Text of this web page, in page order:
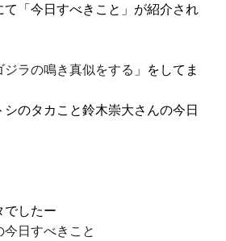
て「今日すべきこと」が紹介され
ジラの鳴き真似をする 」をしてま
のタカこと鈴木崇大さんの今日
でしたー
日すべきこと